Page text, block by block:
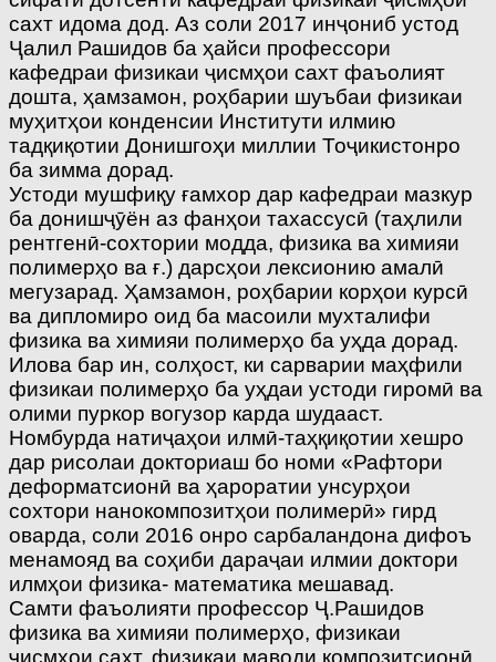
сахт идома дод. Аз соли 2017 инҷониб устод
Ҷалил Рашидов ба ҳайси профессори
кафедраи физикаи ҷисмҳои сахт фаъолият
дошта, ҳамзамон, роҳбарии шуъбаи физикаи
муҳитҳои конденсии Институти илмию
тадқиқотии Донишгоҳи миллии Тоҷикистонро
ба зимма дорад.
Устоди мушфиқу ғамхор дар кафедраи мазкур
ба донишҷӯён аз фанҳои тахассусӣ (таҳлили
рентгенӣ-сохтории модда, физика ва химияи
полимерҳо ва ғ.) дарсҳои лексионию амалӣ
мегузарад. Ҳамзамон, роҳбарии корҳои курсӣ
ва дипломиро оид ба масоили мухталифи
физика ва химияи полимерҳо ба уҳда дорад.
Илова бар ин, солҳост, ки сарварии маҳфили
физикаи полимерҳо ба уҳдаи устоди гиромӣ ва
олими пуркор вогузор карда шудааст.
Номбурда натиҷаҳои илмӣ-таҳқиқотии хешро
дар рисолаи докториаш бо номи «Рафтори
деформатсионӣ ва ҳароратии унсурҳои
сохтори нанокомпозитҳои полимерӣ» гирд
оварда, соли 2016 онро сарбаландона дифоъ
менамояд ва соҳиби дараҷаи илмии доктори
илмҳои физика- математика мешавад.
Самти фаъолияти профессор Ҷ.Рашидов
физика ва химияи полимерҳо, физикаи
ҷисмҳои сахт, физикаи маводи композитсионӣ,